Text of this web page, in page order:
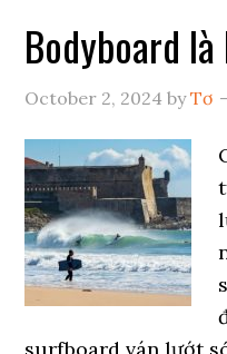
Bodyboard
October 2, 2024 byTơ